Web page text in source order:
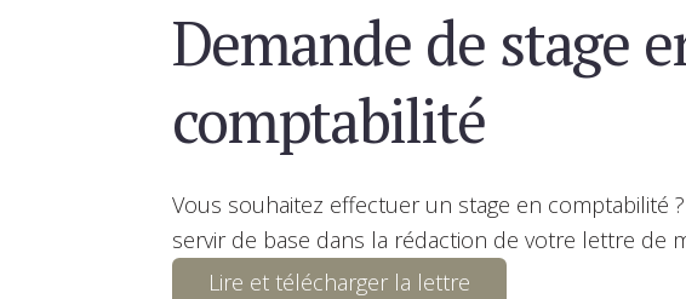
Demande de stage
comptabilité
Vous souhaitez effectuer un stage en comptabilité
servir de base dans la rédaction de votre lettre de
Lire et télécharger la lettre